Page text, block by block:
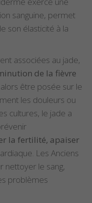
sanguine, permet
son élasticité à la
associées au jade,
de la fièvre
être posée sur le
les douleurs ou
cultures, le jade a
la fertilité, apaiser
Les Anciens
nettoyer le sang,
problèmes